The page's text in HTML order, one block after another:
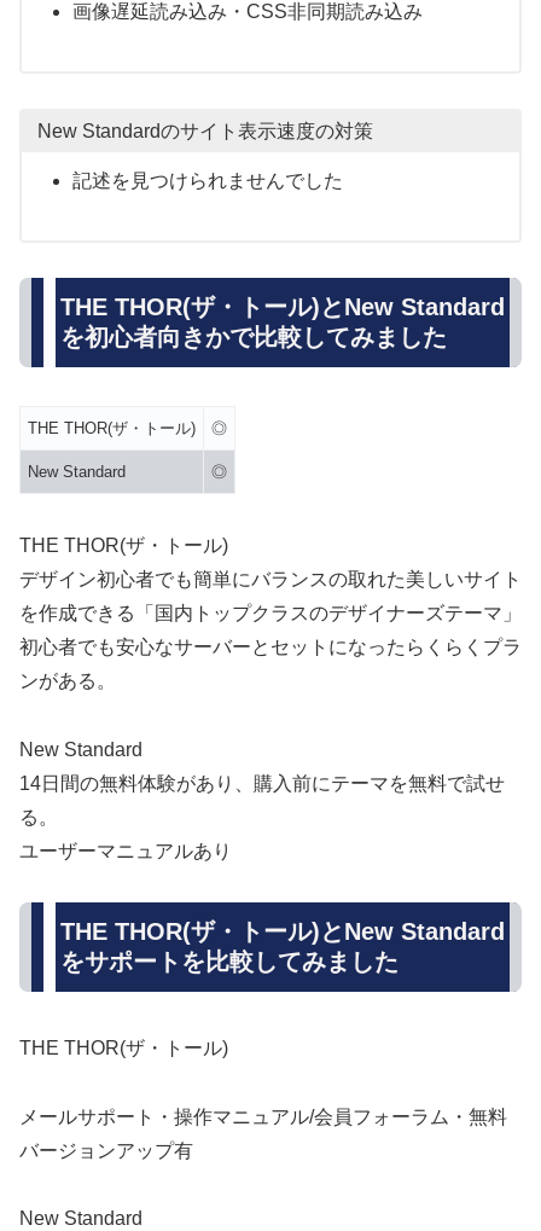
画像遅延読み込み・CSS非同期読み込み
New Standardのサイト表示速度の対策
記述を見つけられませんでした
THE THOR(ザ・トール)とNew Standard
を初心者向きかで比較してみました
THE THOR(ザ・トール) ◎
New Standard ◎
THE THOR(ザ・トール)
デザイン初心者でも簡単にバランスの取れた美しいサイト
を作成できる「国内トップクラスのデザイナーズテーマ」
初心者でも安心なサーバーとセットになったらくらくプラ
ンがある。
New Standard
14日間の無料体験があり、購入前にテーマを無料で試せ
る。
ユーザーマニュアルあり
THE THOR(ザ・トール)とNew Standard
をサポートを比較してみました
THE THOR(ザ・トール)
メールサポート・操作マニュアル/会員フォーラム・無料
バージョンアップ有
New Standard